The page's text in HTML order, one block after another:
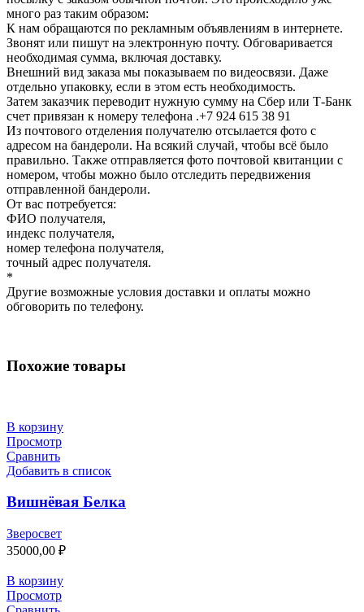
много раз таким образом:
К нам обращаются по рекламным объявлениям в интернете.
Звонят или пишут на электронную почту. Обговаривается
необходимая сумма, включая доставку.
Внешний вид заказа мы показываем по видеосвязи. Даже
отдельно упаковку, если в этом есть необходимость.
Затем заказчик переводит нужную сумму на Сбер или Т-Банк
счет привязан к номеру телефона .+7 924 615 38 91
Из почтового отделения получателю отсылается фото с
адресом на бандероли. На всякий случай, чтобы всё было
правильно. Также отправляется фото почтовой квитанции с
номером, чтобы можно было отследить передвижения
отправленной бандероли.
От вас потребуется:
ФИО получателя,
индекс получателя,
номер телефона получателя,
точный адрес получателя.
*
Другие возможные условия доставки и оплаты можно
обговорить по телефону.
Похожие товары
В корзину
Просмотр
Сравнить
Добавить в список
Вишнёвая Белка
Зверосвет
35000,00 ₽
В корзину
Просмотр